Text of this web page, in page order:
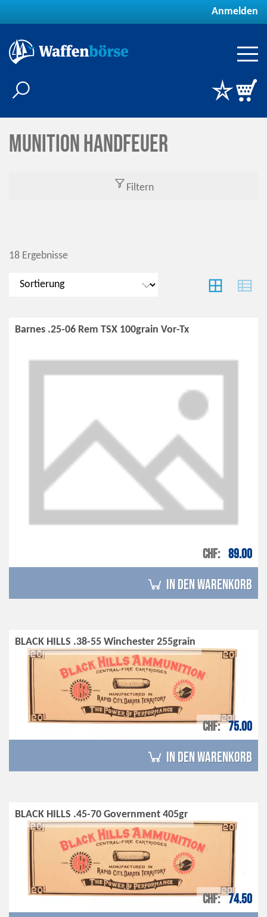
Anmelden
Munition Handfeuer
Filtern
18 Ergebnisse
Barnes .25-06 Rem TSX 100grain Vor-Tx
CHF 89.00
in den Warenkorb
BLACK HILLS .38-55 Winchester 255grain
CHF 75.00
in den Warenkorb
BLACK HILLS .45-70 Government 405gr
CHF 74.50